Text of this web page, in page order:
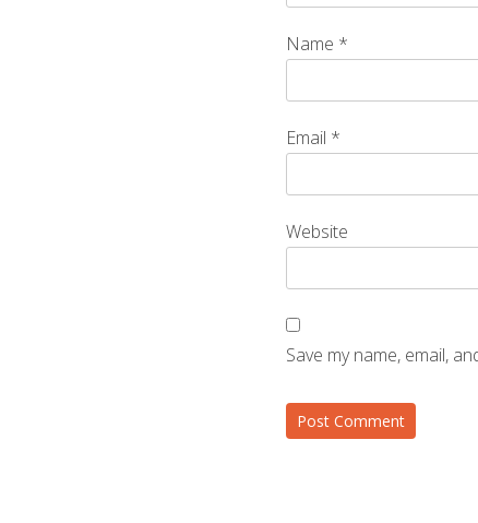
Name *
Email *
Website
Save my name, email,